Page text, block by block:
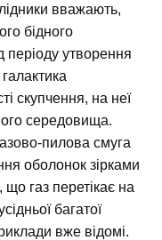
вважають,
бідного
періоду утворення
скупчення, на неї
середовища.
пилова смуга
оболонок зірками
газ перетікає на
багатої
вже відомі.